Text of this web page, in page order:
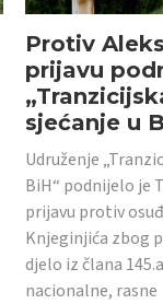
Protiv
prijavu
sjećanje u
Udruženje
BiH“ podnijelo je
prijavu protiv
Knjeginjića zbog
djelo iz člana
nacionalne, rasne